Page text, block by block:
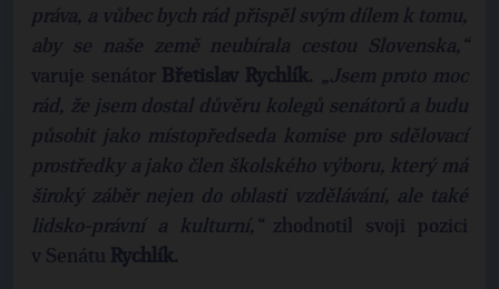
práva, a vůbec bych rád přispěl svým dílem k tomu,
aby se naše země neubírala cestou Slovenska,“
varuje senátor Břetislav Rychlík. „Jsem proto moc
rád, že jsem dostal důvěru kolegů senátorů a budu
působit jako místopředseda komise pro sdělovací
prostředky a jako člen školského výboru, který má
široký záběr nejen do oblasti vzdělávání, ale také
lidsko-právní a kulturní,“zhodnotil svoji pozici
v Senátu Rychlík.